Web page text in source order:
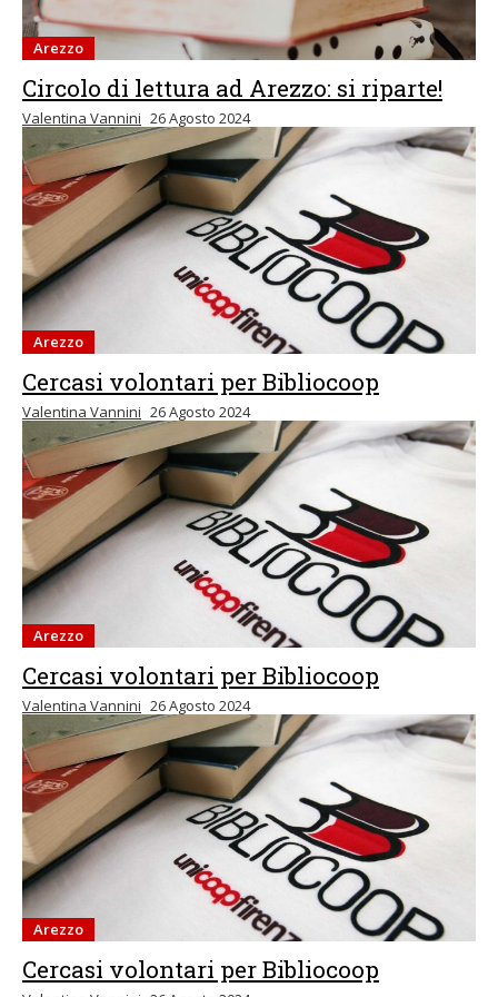
Arezzo
Circolo di lettura ad Arezzo: si riparte!
Valentina Vannini 26 Agosto 2024
Arezzo
Cercasi volontari per Bibliocoop
Valentina Vannini 26 Agosto 2024
Arezzo
Cercasi volontari per Bibliocoop
Valentina Vannini 26 Agosto 2024
Arezzo
Cercasi volontari per Bibliocoop